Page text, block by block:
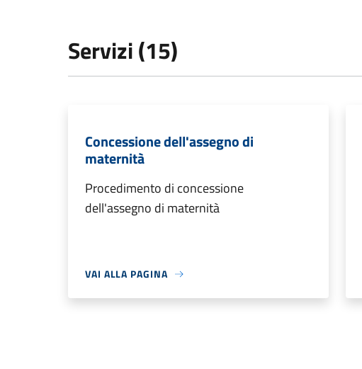
Servizi (15)
Concessione dell'assegno di
maternità
Procedimento di concessione
dell'assegno di maternità
VAI ALLA PAGINA